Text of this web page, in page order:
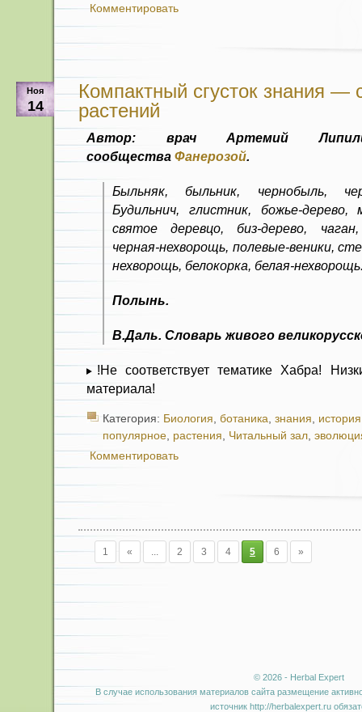
Комментировать
Ноя
14
Компактный сгусток знания —
растений
Автор: врач Артемий
сообщества Фанерозой.
Быльняк, быльник, чернобыль,
Будильнич, глистник, божье-дерево,
святое деревцо, биз-дерево,
черная-нехворощь, полевые-веники,
нехворощь, белокорка, белая-
Полынь.
В.Даль. Словарь живого
!Не соответствует тематике Хабра!
материала!
Категория: Биология, ботаника, знания, история
популярное, растения, Читальный зал,
Комментировать
1 « ... 2 3 4 5 6 »
© 2026 - Herbal Expert
В случае использования материалов сайта размещение
источник http://herbalexpert.ru